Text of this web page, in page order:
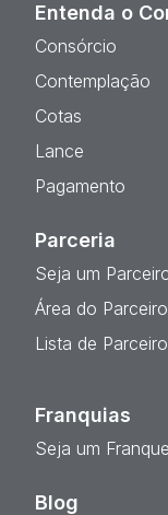
Entenda o
Consórcio
Contemplação
Cotas
Lance
Pagamento
Parceria
Seja um
Área do Parceiro
Lista de
Franquias
Seja um
Blog